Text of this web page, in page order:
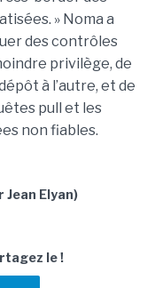
» Noma a
des contrôles
privilège, de
à l’autre, et de
pull et les
non fiables.
Jean Elyan)
le !